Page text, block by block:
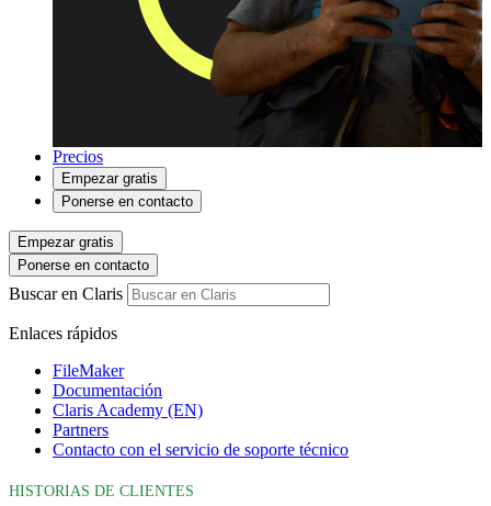
Precios
Empezar gratis
Ponerse en contacto
Empezar gratis
Ponerse en contacto
Buscar en Claris
Enlaces rápidos
FileMaker
Documentación
Claris Academy (EN)
Partners
Contacto con el servicio de soporte técnico
HISTORIAS DE CLIENTES